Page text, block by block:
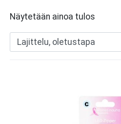
Näytetään ainoa tulos